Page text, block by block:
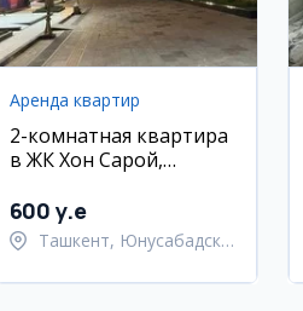
Аренда квартир
2-комнатная квартира
в ЖК Хон Сарой,
600 y.e
Ташкент, Юнусабадский